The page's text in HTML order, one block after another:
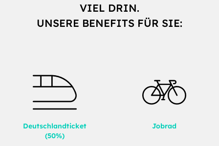
VIEL DRIN.
UNSERE BENEFITS FÜR SIE:
Deutschlandticket
(50%)
Jobrad